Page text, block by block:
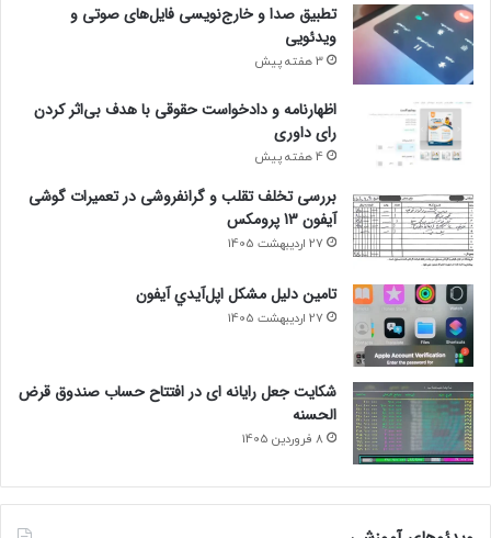
تطبیق صدا و خارج‌نویسی فایل‌های صوتی و
ویدئویی
3 هفته پیش
اظهارنامه و دادخواست حقوقی با هدف بی‌اثر کردن
رای داوری
4 هفته پیش
بررسی تخلف تقلب و گرانفروشی در تعمیرات گوشی
آیفون 13 پرومکس
27 اردیبهشت 1405
تامين دليل مشکل اپل‌آيدي آيفون
27 اردیبهشت 1405
شکایت جعل رایانه ای در افتتاح حساب صندوق قرض
الحسنه
8 فروردین 1405